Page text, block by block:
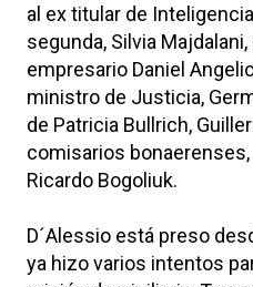
al ex titular de
segunda, Silvia
empresario Daniel
ministro de Justicia,
de Patricia Bullrich,
comisarios
Ricardo Bogoliuk.
D´Alessio está preso
ya hizo varios intentos